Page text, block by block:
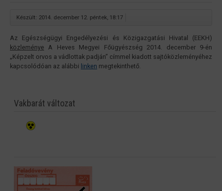
Készült: 2014. december 12. péntek, 18:17
Az Egészségügyi Engedélyezési és Közigazgatási Hivatal (EEKH)
közleménye A Heves Megyei Főügyészség 2014. december 9-én
„Képzelt orvos a vádlottak padján” címmel kiadott sajtóközleményéhez
kapcsolódóan az alábbi linken megtekinthető.
Vakbarát változat